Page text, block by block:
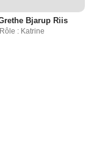
Bjarup Riis
Rôle : Katrine